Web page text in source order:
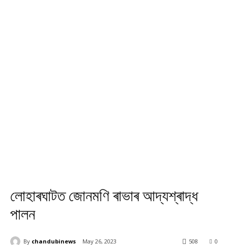
লোহাৰঘাটত জোনমণি ৰাভাৰ আদ্যশ্ৰাদ্ধ
পালন
By chandubinews May 26, 2023 0
508